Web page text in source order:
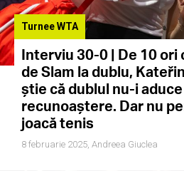
Turnee WTA
Interviu 30-0 | De 10 ori
de Slam la dublu,
știe că dublul nu-i
recunoaștere. Dar nu
joacă tenis
8 februarie 2025, Andreea Giuclea